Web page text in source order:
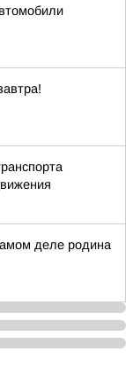
деле родина